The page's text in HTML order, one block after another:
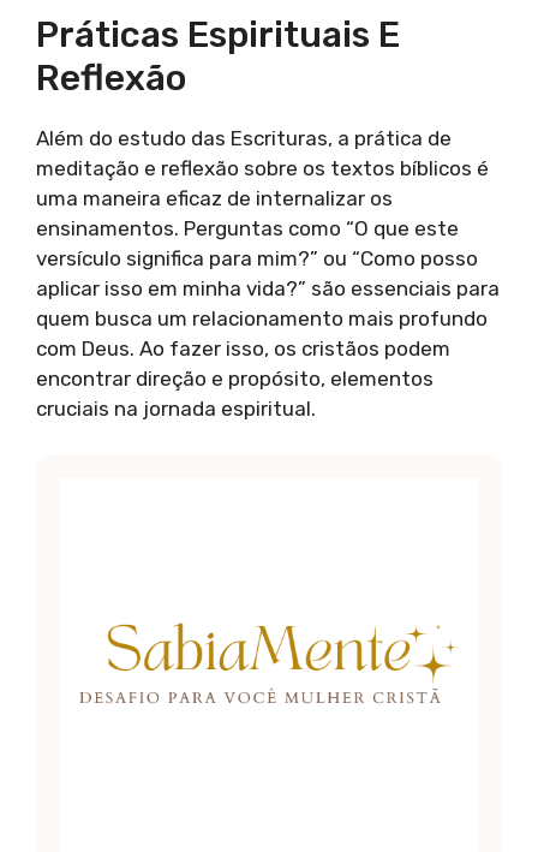
Práticas Espirituais E
Reflexão
Além do estudo das Escrituras, a prática de
meditação e reflexão sobre os textos bíblicos é
uma maneira eficaz de internalizar os
ensinamentos. Perguntas como “O que este
versículo significa para mim?” ou “Como posso
aplicar isso em minha vida?” são essenciais para
quem busca um relacionamento mais profundo
com Deus. Ao fazer isso, os cristãos podem
encontrar direção e propósito, elementos
cruciais na jornada espiritual.